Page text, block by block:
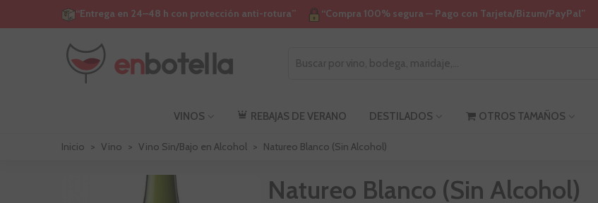
“Entrega en 24–48 h con protección anti-rotura” “Compra 100% segura — Pago con Tarjeta/Bizum/PayPal”
VINOS REBAJAS DE VERANO DESTILADOS OTROS TAMAÑOS
Inicio > Vino > Vino Sin/Bajo en Alcohol > Natureo Blanco (Sin Alcohol)
Natureo Blanco (Sin Alcohol)